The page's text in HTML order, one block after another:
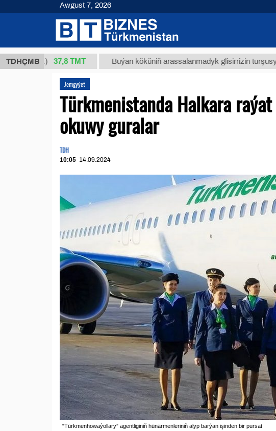
TDHÇMB
(kg.) 37,8 ТМТ Buýan köküniň arassalanmadyk glisirrizin turşusy (t.)
Jemgyýet
Türkmenistanda Halkara
okuwy guralar
TDH
10:05 14.09.2024
“Türkmenhowaýollary” agentliginiň hünärmenleriniň alyp barýan işinden bir pursat
Awgust 7, 2026